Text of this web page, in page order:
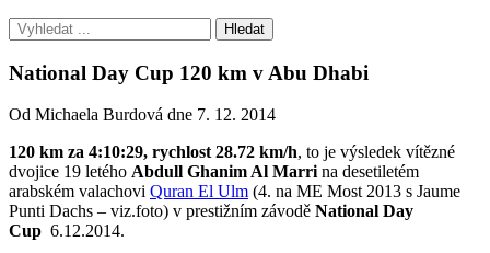
National Day Cup 120 km v Abu Dhabi
Od Michaela Burdová dne 7. 12. 2014
120 km za 4:10:29, rychlost 28.72 km/h, to je výsledek vítězné
dvojice 19 letého Abdull Ghanim Al Marri na desetiletém
arabském valachovi Quran El Ulm (4. na ME Most 2013 s Jaume
Punti Dachs – viz.foto) v prestižním závodě National Day
Cup 6.12.2014.